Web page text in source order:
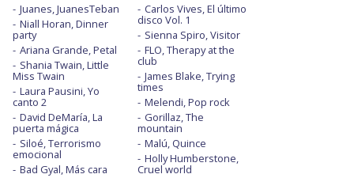
Qué bonito - Pepe Bernabé
Se nos rompió el amor
Si tú existieras
Tal como eres - con David Otero
Tal como eres - con David Otero - acústico
Terciopelo
Juanes, JuanesTeban
Niall Horan, Dinner
party
Ariana Grande, Petal
Shania Twain, Little
Miss Twain
Laura Pausini, Yo
canto 2
David DeMaría, La
puerta mágica
Siloé, Terrorismo
emocional
Bad Gyal, Más cara
Carlos Vives, El último
disco Vol. 1
Sienna Spiro, Visitor
FLO, Therapy at the
club
James Blake, Trying
times
Melendi, Pop rock
Gorillaz, The
mountain
Malú, Quince
Holly Humberstone,
Cruel world